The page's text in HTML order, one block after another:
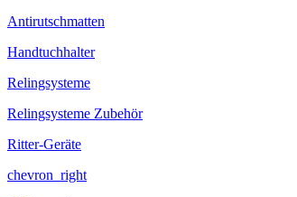
Antirutschmatten
Handtuchhalter
Relingsysteme
Relingsysteme Zubehör
Ritter-Geräte
chevron_right